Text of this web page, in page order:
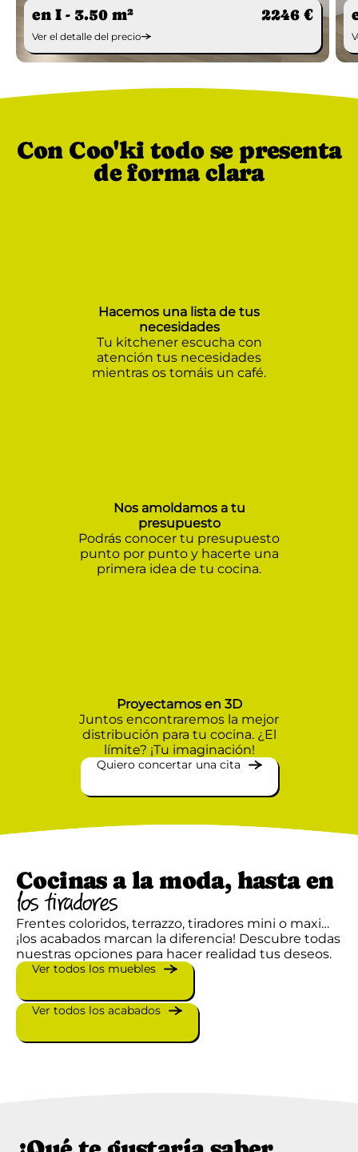
en I - 3.50 m² 2246 €
Ver el detalle del precio
Con Coo'ki todo se presenta
de forma clara
Hacemos una lista de tus
necesidades
Tu kitchener escucha con
atención tus necesidades
mientras os tomáis un café.
Nos amoldamos a tu
presupuesto
Podrás conocer tu presupuesto
punto por punto y hacerte una
primera idea de tu cocina.
Proyectamos en 3D
Juntos encontraremos la mejor
distribución para tu cocina. ¿El
límite? ¡Tu imaginación!
Quiero concertar una cita
Cocinas a la moda, hasta en
los tiradores
Frentes coloridos, terrazzo, tiradores mini o maxi…
¡los acabados marcan la diferencia! Descubre todas
nuestras opciones para hacer realidad tus deseos.
Ver todos los muebles
Ver todos los acabados